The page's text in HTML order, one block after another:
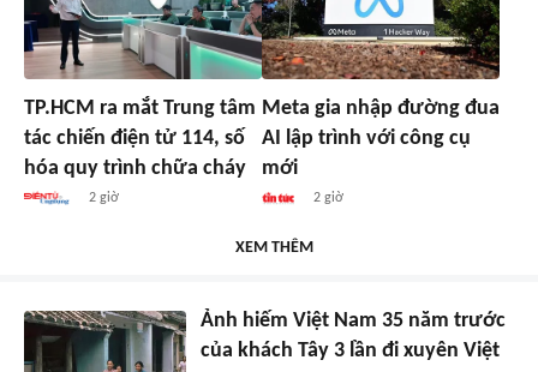
TP.HCM ra mắt Trung tâm
tác chiến điện tử 114, số
hóa quy trình chữa cháy
2 giờ
Meta gia nhập đường đua
AI lập trình với công cụ
mới
2 giờ
XEM THÊM
Ảnh hiếm Việt Nam 35 năm trước
của khách Tây 3 lần đi xuyên Việt